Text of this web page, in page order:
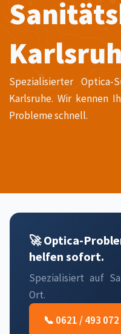
Spezialisierter
Karlsruhe. Wir kennen
Probleme schnell.
🚀 Optica-
helfen sofort.
Spezialisiert auf
Ort.
📞 0621 / 493 072